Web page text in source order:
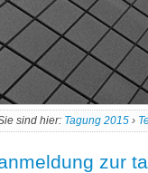
sind hier: Tagung 2015 ›
zur